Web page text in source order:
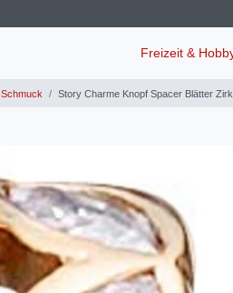
Freizeit &
Schmuck Story Charme Knopf Spacer Blätter